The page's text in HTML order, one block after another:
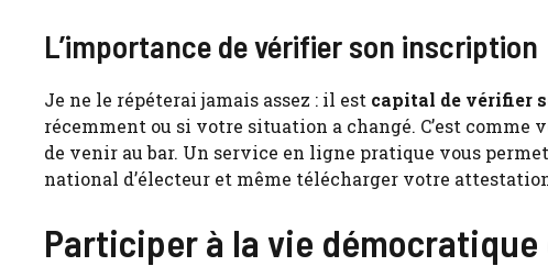
L’importance de vérifier son inscription
Je ne le répéterai jamais assez : il est capital de vérifier
récemment ou si votre situation a changé. C’est
de venir au bar. Un service en ligne pratique vous
national d’électeur et même télécharger votre
Participer à la vie démocratique